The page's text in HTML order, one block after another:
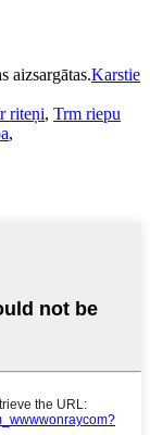
aizsargātas.Karstie
riteņi, Trm riepu
,